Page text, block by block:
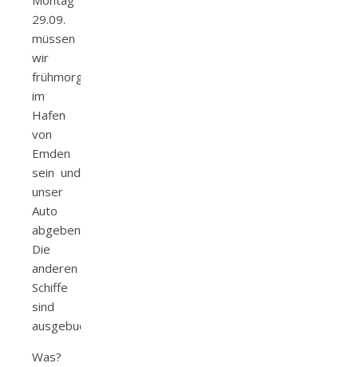
29.09.
müssen
wir
frühmorgens
im
Hafen
von
Emden
sein und
unser
Auto
abgeben.
Die
anderen
Schiffe
sind
ausgebucht.
Was?